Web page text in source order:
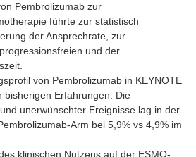
Pembrolizumab zur
führte zur statistisch
der Ansprechrate, zur
und der
von Pembrolizumab in KEYNOTE
bisherigen Erfahrungen. Die
unerwünschter Ereignisse lag in der
Arm bei 5,9% vs 4,9% im
klinischen Nutzens auf der ESMO-